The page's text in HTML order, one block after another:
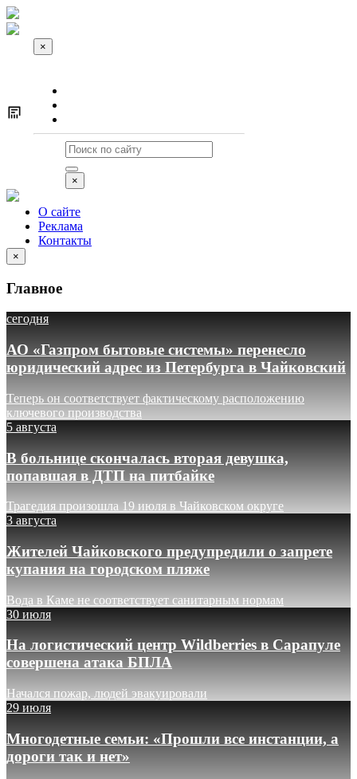
×
×
О сайте
Реклама
Контакты
×
Главное
сегодня
АО «Газпром бытовые системы» перенесло
юридический адрес из Петербурга в Чайковский
Теперь он соответствует фактическому расположению
ключевого производства
5 августа
В больнице скончалась вторая девушка,
попавшая в ДТП на питбайке
Трагедия произошла 19 июля в Чайковском округе
3 августа
Жителей Чайковского предупредили о запрете
купания на городском пляже
Вода в Каме не соответствует санитарным нормам
30 июля
На логистический центр Wildberries в Сарапуле
совершена атака БПЛА
Начался пожар, людей эвакуировали
29 июля
Многодетные семьи: «Прошли все инстанции, а
дороги так и нет»